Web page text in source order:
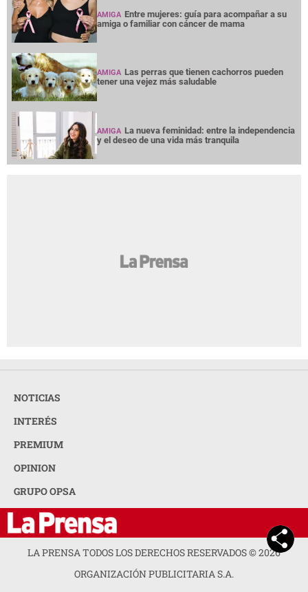
AMIGA Entre mujeres: guía para acompañar a su
amiga o familiar con cáncer de mama
AMIGA Las perras que tienen cachorros pueden
tener una vejez más saludable
AMIGA La nueva feminidad: entre la independencia
y el deseo de una vida más tranquila
NOTICIAS
INTERÉS
PREMIUM
OPINION
GRUPO OPSA
LA PRENSA TODOS LOS DERECHOS RESERVADOS ©2026
ORGANIZACIÓN PUBLICITARIA S.A.